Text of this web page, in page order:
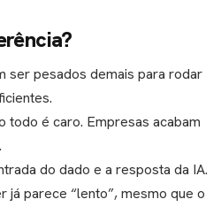
ser pesados demais para rodar
todo é caro. Empresas acabam
do dado e a resposta da IA.
já parece “lento”, mesmo que o